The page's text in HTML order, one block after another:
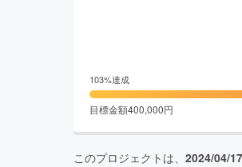
103%達成
目標金額400,000円
このプロジェクトは、 2024/04/17